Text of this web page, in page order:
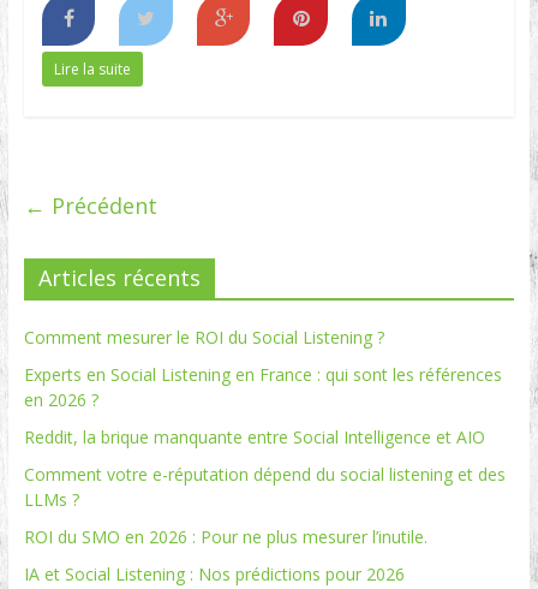
Lire la suite
← Précédent
Articles récents
Comment mesurer le ROI du Social Listening ?
Experts en Social Listening en France : qui sont les références
en 2026 ?
Reddit, la brique manquante entre Social Intelligence et AIO
Comment votre e-réputation dépend du social listening et des
LLMs ?
ROI du SMO en 2026 : Pour ne plus mesurer l’inutile.
IA et Social Listening : Nos prédictions pour 2026